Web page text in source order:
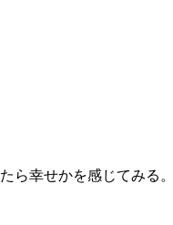
ら幸せかを感じてみる